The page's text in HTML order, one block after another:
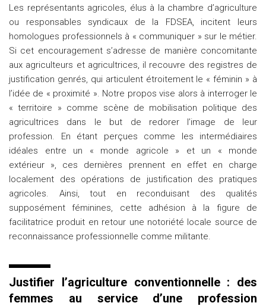
Les représentants agricoles, élus à la chambre d’agriculture
ou responsables syndicaux de la FDSEA, incitent leurs
homologues professionnels à « communiquer » sur le métier.
Si cet encouragement s’adresse de manière concomitante
aux agriculteurs et agricultrices, il recouvre des registres de
justification genrés, qui articulent étroitement le « féminin » à
l’idée de « proximité ». Notre propos vise alors à interroger le
« territoire » comme scène de mobilisation politique des
agricultrices dans le but de redorer l’image de leur
profession. En étant perçues comme les intermédiaires
idéales entre un « monde agricole » et un « monde
extérieur », ces dernières prennent en effet en charge
localement des opérations de justification des pratiques
agricoles. Ainsi, tout en reconduisant des qualités
supposément féminines, cette adhésion à la figure de
facilitatrice produit en retour une notoriété locale source de
reconnaissance professionnelle comme militante.
Justifier l’agriculture conventionnelle : des
femmes au service d’une profession